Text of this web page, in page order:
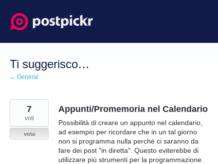
Salta
al
contenuto
Ti suggerisco…
← General
Appunti/Promemoria nel Calendario
Possibilità di creare un appunto nel calendario,
ad esempio per ricordare che in un tal giorno
non si programma nulla perché ci saranno da
fare dei post "in diretta". Questo eviterebbe di
utilizzare più strumenti per la programmazione.
7
voti
vota